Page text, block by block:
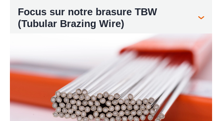
Focus sur notre brasure TBW
(Tubular Brazing Wire)